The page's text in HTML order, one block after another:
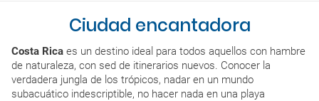
Ciudad encantadora
Costa Rica es un destino ideal para todos aquellos con hambre
de naturaleza, con sed de itinerarios nuevos. Conocer la
verdadera jungla de los trópicos, nadar en un mundo
subacuático indescriptible, no hacer nada en una playa